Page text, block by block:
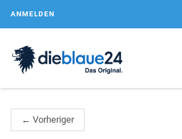
ANMELDEN
← Vorheriger